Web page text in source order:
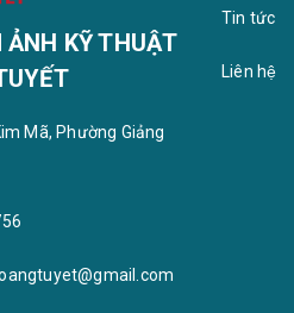
KỸ THUẬT
Mã, Phường Giảng
Tin tức
Liên hệ